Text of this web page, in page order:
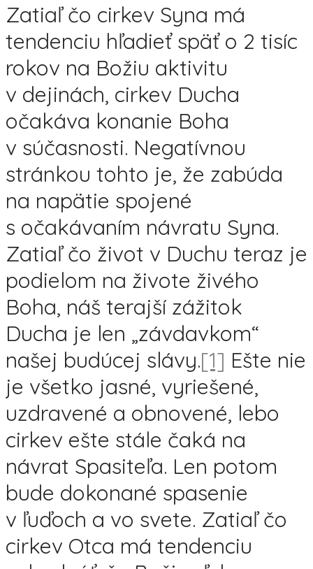
Zatiaľ čo cirkev Syna má
tendenciu hľadieť späť o 2 tisíc
rokov na Božiu aktivitu
v dejinách, cirkev Ducha
očakáva konanie Boha
v súčasnosti. Negatívnou
stránkou tohto je, že zabúda
na napätie spojené
s očakávaním návratu Syna.
Zatiaľ čo život v Duchu teraz je
podielom na živote živého
Boha, náš terajší zážitok
Ducha je len „závdavkom“
našej budúcej slávy.[1] Ešte nie
je všetko jasné, vyriešené,
uzdravené a obnovené, lebo
cirkev ešte stále čaká na
návrat Spasiteľa. Len potom
bude dokonané spasenie
v ľuďoch a vo svete. Zatiaľ čo
cirkev Otca má tendenciu